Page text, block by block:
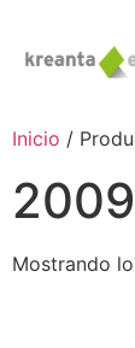
Inicio /
2009
Mostrando